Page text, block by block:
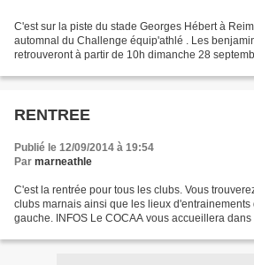
C'est sur la piste du stade Georges Hébert à
automnal du Challenge équip'athlé . Les
retrouveront à partir de 10h dimanche 28
RENTREE
Publié le 12/09/2014 à 19:54
Par marneathle
C'est la rentrée pour tous les clubs. Vous
clubs marnais ainsi que les lieux
gauche. INFOS Le COCAA vous accueillera